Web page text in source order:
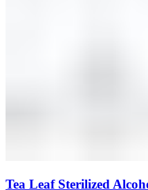
Tea Leaf Sterilized